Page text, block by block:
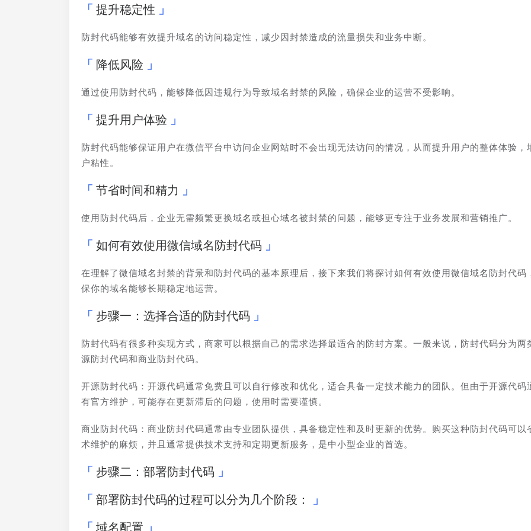
提升稳定性
防封代码能够有效提升域名的访问稳定性，减少因封禁造成的流量损失和业务中断。
降低风险
通过使用防封代码，能够降低因违规行为导致域名封禁的风险，确保企业的运营不受影响。
提升用户体验
防封代码能够保证用户在微信平台中访问企业网站时不会出现无法访问的情况，从而提升用户的整体体验，
户粘性。
节省时间和精力
使用防封代码后，企业无需频繁更换域名或担心域名被封禁的问题，能够更专注于业务发展和营销推广。
如何有效使用微信域名防封代码
在理解了微信域名封禁的背景和防封代码的基本原理后，接下来我们将探讨如何有效使用微信域名防封代码
保你的域名能够长期稳定地运营。
步骤一：选择合适的防封代码
防封代码有很多种实现方式，商家可以根据自己的需求选择最适合的防封方案。一般来说，防封代码分为两
源防封代码和商业防封代码。
开源防封代码：开源代码通常免费且可以自行修改和优化，适合具备一定技术能力的团队。但由于开源代码
有官方维护，可能存在更新滞后的问题，使用时需要谨慎。
商业防封代码：商业防封代码通常由专业团队提供，具备稳定性和及时更新的优势。购买这种防封代码可以
术维护的麻烦，并且通常提供技术支持和定期更新服务，是中小型企业的首选。
步骤二：部署防封代码
部署防封代码的过程可以分为几个阶段：
域名配置